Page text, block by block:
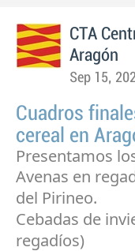
CTA
Aragón
Sep 15,
Cuadros
cereal en
Presentamos
Avenas en
del Pirineo.
Cebadas de
regadíos)